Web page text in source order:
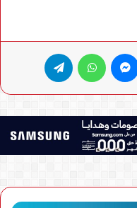
سكايب ماسنجر واتساب